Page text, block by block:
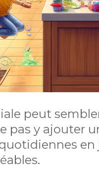
peut
pas y ajouter